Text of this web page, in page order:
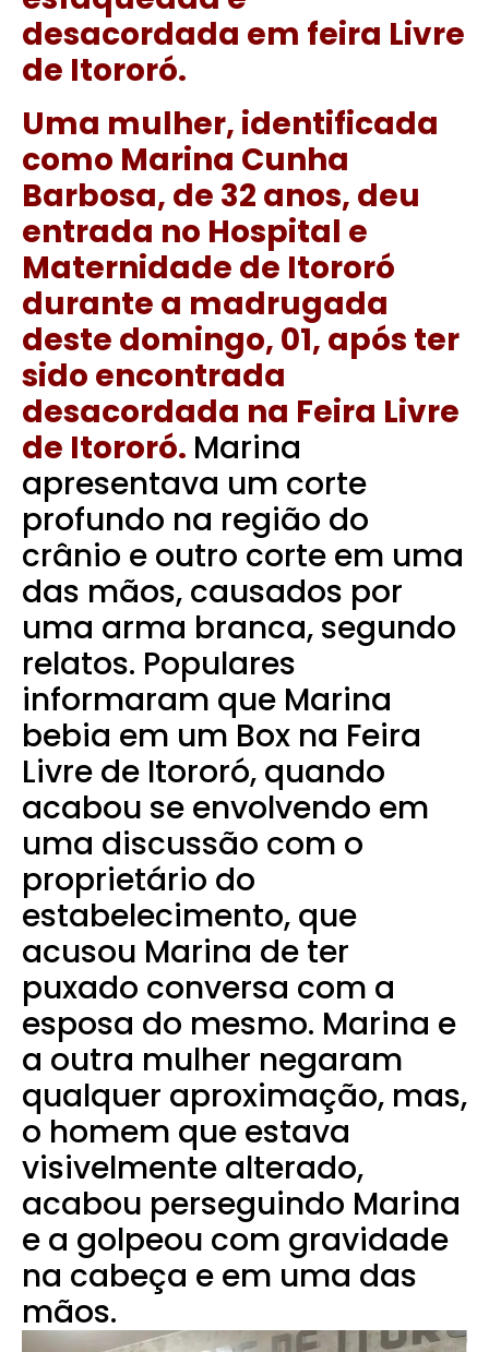
desacordada em feira Livre
de Itororó.
Uma mulher, identificada
como Marina Cunha
Barbosa, de 32 anos, deu
entrada no Hospital e
Maternidade de Itororó
durante a madrugada
deste domingo, 01, após ter
sido encontrada
desacordada na Feira Livre
de Itororó. Marina
apresentava um corte
profundo na região do
crânio e outro corte em uma
das mãos, causados por
uma arma branca, segundo
relatos. Populares
informaram que Marina
bebia em um Box na Feira
Livre de Itororó, quando
acabou se envolvendo em
uma discussão com o
proprietário do
estabelecimento, que
acusou Marina de ter
puxado conversa com a
esposa do mesmo. Marina e
a outra mulher negaram
qualquer aproximação, mas,
o homem que estava
visivelmente alterado,
acabou perseguindo Marina
e a golpeou com gravidade
na cabeça e em uma das
mãos.